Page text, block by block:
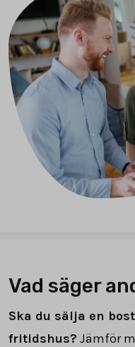
Vad säger
Ska du sälja en
fritidshus? Jämför